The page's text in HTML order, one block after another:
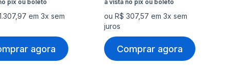
em 3x sem
agora
ou R$ 307,57 em 3x sem
juros
Comprar agora